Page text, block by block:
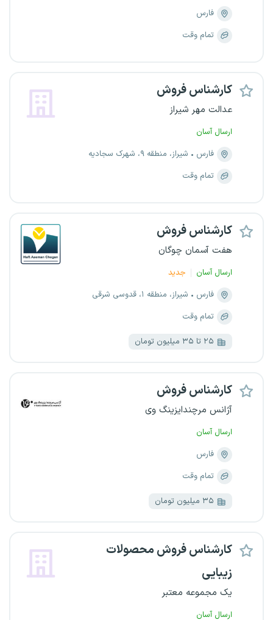
فارس
تمام وقت
کارشناس فروش
عدالت مهر شیراز
ارسال آسان
فارس
شیراز، منطقه ۹، شهرک سجادیه
تمام وقت
کارشناس فروش
هفت آسمان چوگان
ارسال آسان
جدید
فارس
شیراز، منطقه ۱، قدوسی شرقی
تمام وقت
۲۵ تا ۳۵ میلیون تومان
کارشناس فروش
آژانس مرچندایزینگ وی
ارسال آسان
فارس
تمام وقت
۳۵ میلیون تومان
کارشناس فروش محصولات
زیبایی
یک مجموعه معتبر
ارسال آسان